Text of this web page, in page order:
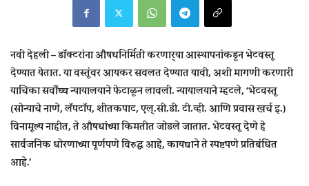
नवी देहली –डॉक्टरांना औषधनिर्मिती करणार्‍या आस्थापनांकडून भेटवस्तू
देण्यात येतात. या वस्तूंवर आयकर सवलत देण्यात यावी, अशी मागणी करणारी
याचिका सर्वोच्च न्यायालयाने फेटाळून लावली. न्यायालयाने म्हटले, ‘भेटवस्तू
(सोन्याचे नाणे, लॅपटॉप, शीतकपाट, एल्.सी.डी. टी.व्ही. आणि प्रवास खर्च इ.)
विनामूल्य नाहीत, ते औषधांच्या किमतीत जोडले जातात. भेटवस्तू देणे हे
सार्वजनिक धोरणाच्या पूर्णपणे विरुद्ध आहे, कायद्याने ते स्पष्टपणे प्रतिबंधित
आहे.’